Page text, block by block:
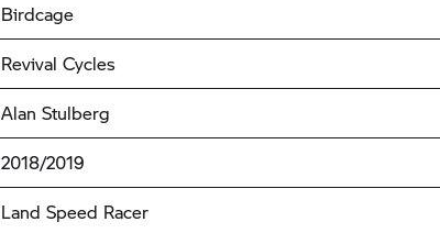
Birdcage
Revival Cycles
Alan Stulberg
2018/2019
Land Speed Racer